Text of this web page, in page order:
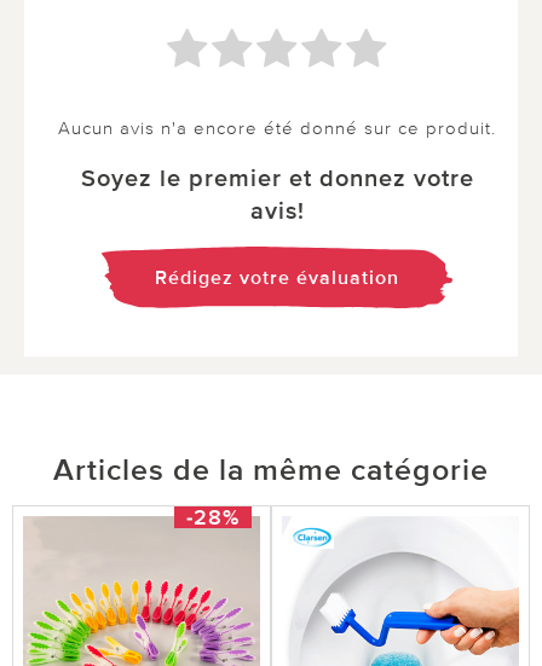
Aucun avis n'a encore été donné sur ce produit.
Soyez le premier et donnez votre
avis!
Rédigez votre évaluation
Articles de la même catégorie
-28%